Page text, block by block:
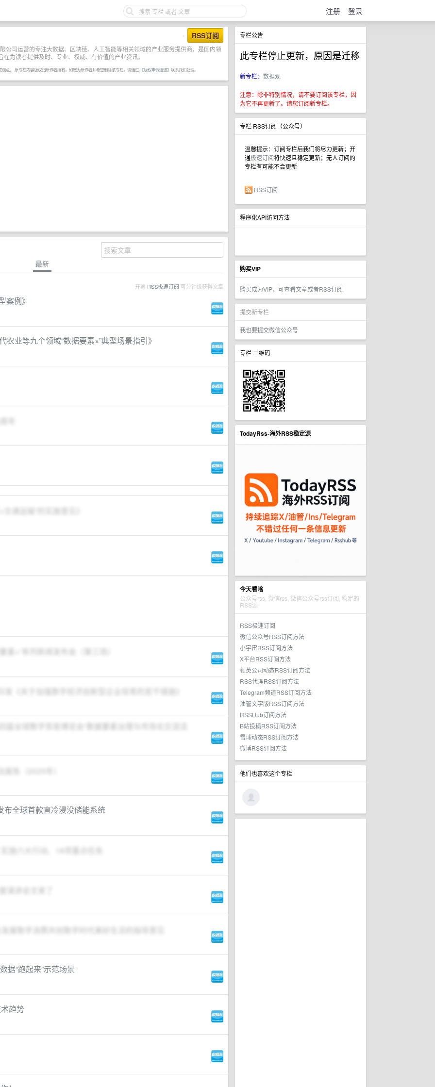
注册 登录
专栏公告
此专栏停止更新，原因是迁移
新专栏： 数据观
注意：除非特别情况，请不要订阅该专栏，因
为它不再更新了。请您订阅新专栏。
专栏 RSS订阅（公众号）
温馨提示：订阅专栏后我们将尽力更新；开
通极速订阅将快速且稳定更新；无人订阅的
专栏有可能不会更新
RSS订阅
程序化API访问方法
购买VIP
购买成为VIP，可查看文章或者RSS订阅
提交新专栏
我也要提交微信公众号
专栏 二维码
TodayRss-海外RSS稳定源
今天看啥
公众号rss, 微信rss, 微信公众号rss订阅, 稳定的
RSS源
RSS极速订阅
微信公众号RSS订阅方法
小宇宙RSS订阅方法
X平台RSS订阅方法
领英公司动态RSS订阅方法
RSS代理RSS订阅方法
Telegram频道RSS订阅方法
油管文字版RSS订阅方法
RSSHub订阅方法
B站投稿RSS订阅方法
雪球动态RSS订阅方法
微博RSS订阅方法
他们也喜欢这个专栏
• RSS订阅
公司运营的专注大数据、区块链、人工智能等相关领域的产业服务提供商，是国内领
为读者提供及时、专业、权威、有价值的产业资讯。
点。 原专栏内容版权归原作者所有，如您为原作者并希望删除该专栏，请通过 【版权申诉通道】 联系我们处理。
最新
开通 RSS极速订阅 可分钟级获得文章
案例》
业等九个领域“数据要素×”典型场景指引》
通运输”的实施意见》
素×”系列新闻发布会（第三场）
《关于加强数字经济创新型企业培育的若干措施》
届全球数字贸易博览会“数据要素治理与市场化交流活
布全球首款直冷浸没储能系统
施六大行动、18项重点任务
展数字消费​共创数字时代美好生活的指导意见
据“跑起来”示范场景
趋势